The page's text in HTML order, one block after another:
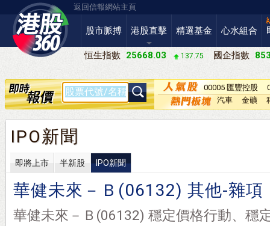
返回信報網站主頁
股市脈搏 港股直擊 精選基金 心水組合
恒生指數 25668.03 137.75 國企指數
00005 匯豐控股
汽車 金礦
IPO新聞
即將上市 半新股 IPO新聞
華健未來－Ｂ(06132) 其他-雜項
華健未來－Ｂ(06132) 穩定價格行動、穩